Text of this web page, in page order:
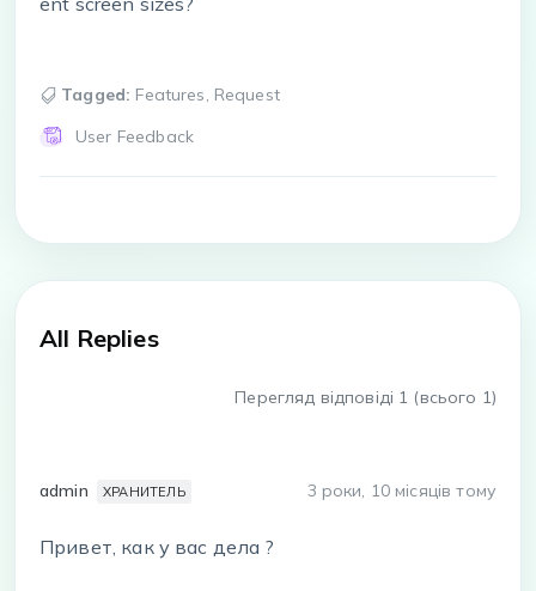
Tagged: Features, Request
User Feedback
All Replies
Перегляд відповіді 1 (всього 1)
admin ХРАНИТЕЛЬ 3 роки, 10 місяців тому
Привет, как у вас дела ?